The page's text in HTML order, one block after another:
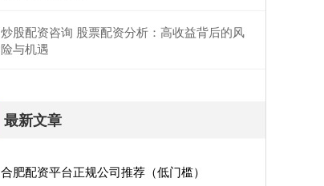
炒股配资咨询 股票配资分析：高收益背后的风
险与机遇
最新文章
合肥配资平台正规公司推荐（低门槛）